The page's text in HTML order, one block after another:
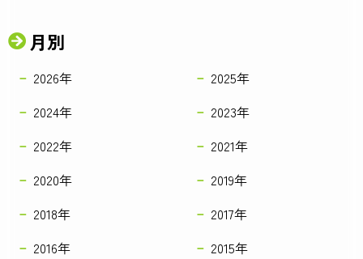
月別
2026年
2025年
2024年
2023年
2022年
2021年
2020年
2019年
2018年
2017年
2016年
2015年